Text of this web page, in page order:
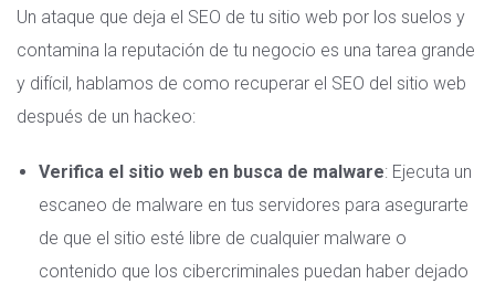
Un ataque que deja el SEO de tu sitio web por los suelos y
contamina la reputación de tu negocio es una tarea grande
y difícil, hablamos de como recuperar el SEO del sitio web
después de un hackeo:
Verifica el sitio web en busca de malware: Ejecuta un
escaneo de malware en tus servidores para asegurarte
de que el sitio esté libre de cualquier malware o
contenido que los cibercriminales puedan haber dejado